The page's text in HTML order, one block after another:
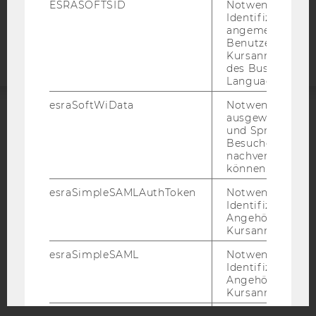
Barrierefreiheitserklärung
ESRASOFTSID
Notwendig zur
Identifizierung
angemeldeten
Benutzers im
des Business
Language
esraSoftWiData
Notwendig um
ausgewählte
und
Besuchers
nachverfolgen
können.
esraSimpleSAMLAuthToken
Notwendig zur
Identifizierung
Angehörige/r für
Kursanmeldung.
esraSimpleSAML
Notwendig zur
Identifizierung
Angehörige/r für
Kursanmeldung.